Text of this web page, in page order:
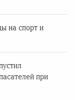
на спорт и
при